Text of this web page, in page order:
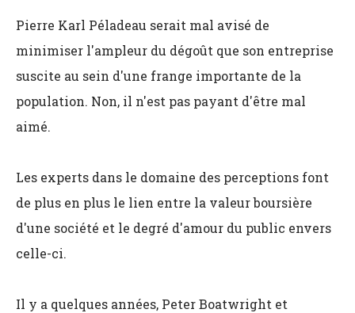
Pierre Karl Péladeau serait mal avisé de
minimiser l'ampleur du dégoût que son entreprise
suscite au sein d'une frange importante de la
population. Non, il n'est pas payant d'être mal
aimé.
Les experts dans le domaine des perceptions font
de plus en plus le lien entre la valeur boursière
d'une société et le degré d'amour du public envers
celle-ci.
Il y a quelques années, Peter Boatwright et